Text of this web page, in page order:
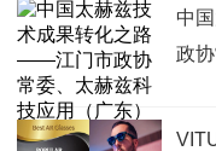
中
政